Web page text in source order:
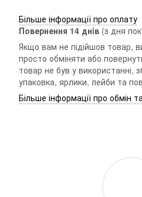
Більше інформації про оплату
Повернення 14 днiв (з дня
Якщо вам не підійшов товар,
просто обміняти або
товар не був у використанні,
упаковка, ярлики, лейби та
Більше інформації про обмін